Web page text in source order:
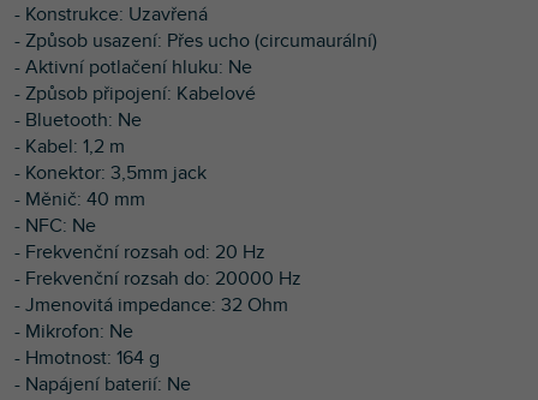
- Konstrukce: Uzavřená
- Způsob usazení: Přes ucho (circumaurální)
- Aktivní potlačení hluku: Ne
- Způsob připojení: Kabelové
- Bluetooth: Ne
- Kabel: 1,2 m
- Konektor: 3,5mm jack
- Měnič: 40 mm
- NFC: Ne
- Frekvenční rozsah od: 20 Hz
- Frekvenční rozsah do: 20000 Hz
- Jmenovitá impedance: 32 Ohm
- Mikrofon: Ne
- Hmotnost: 164 g
- Napájení baterií: Ne